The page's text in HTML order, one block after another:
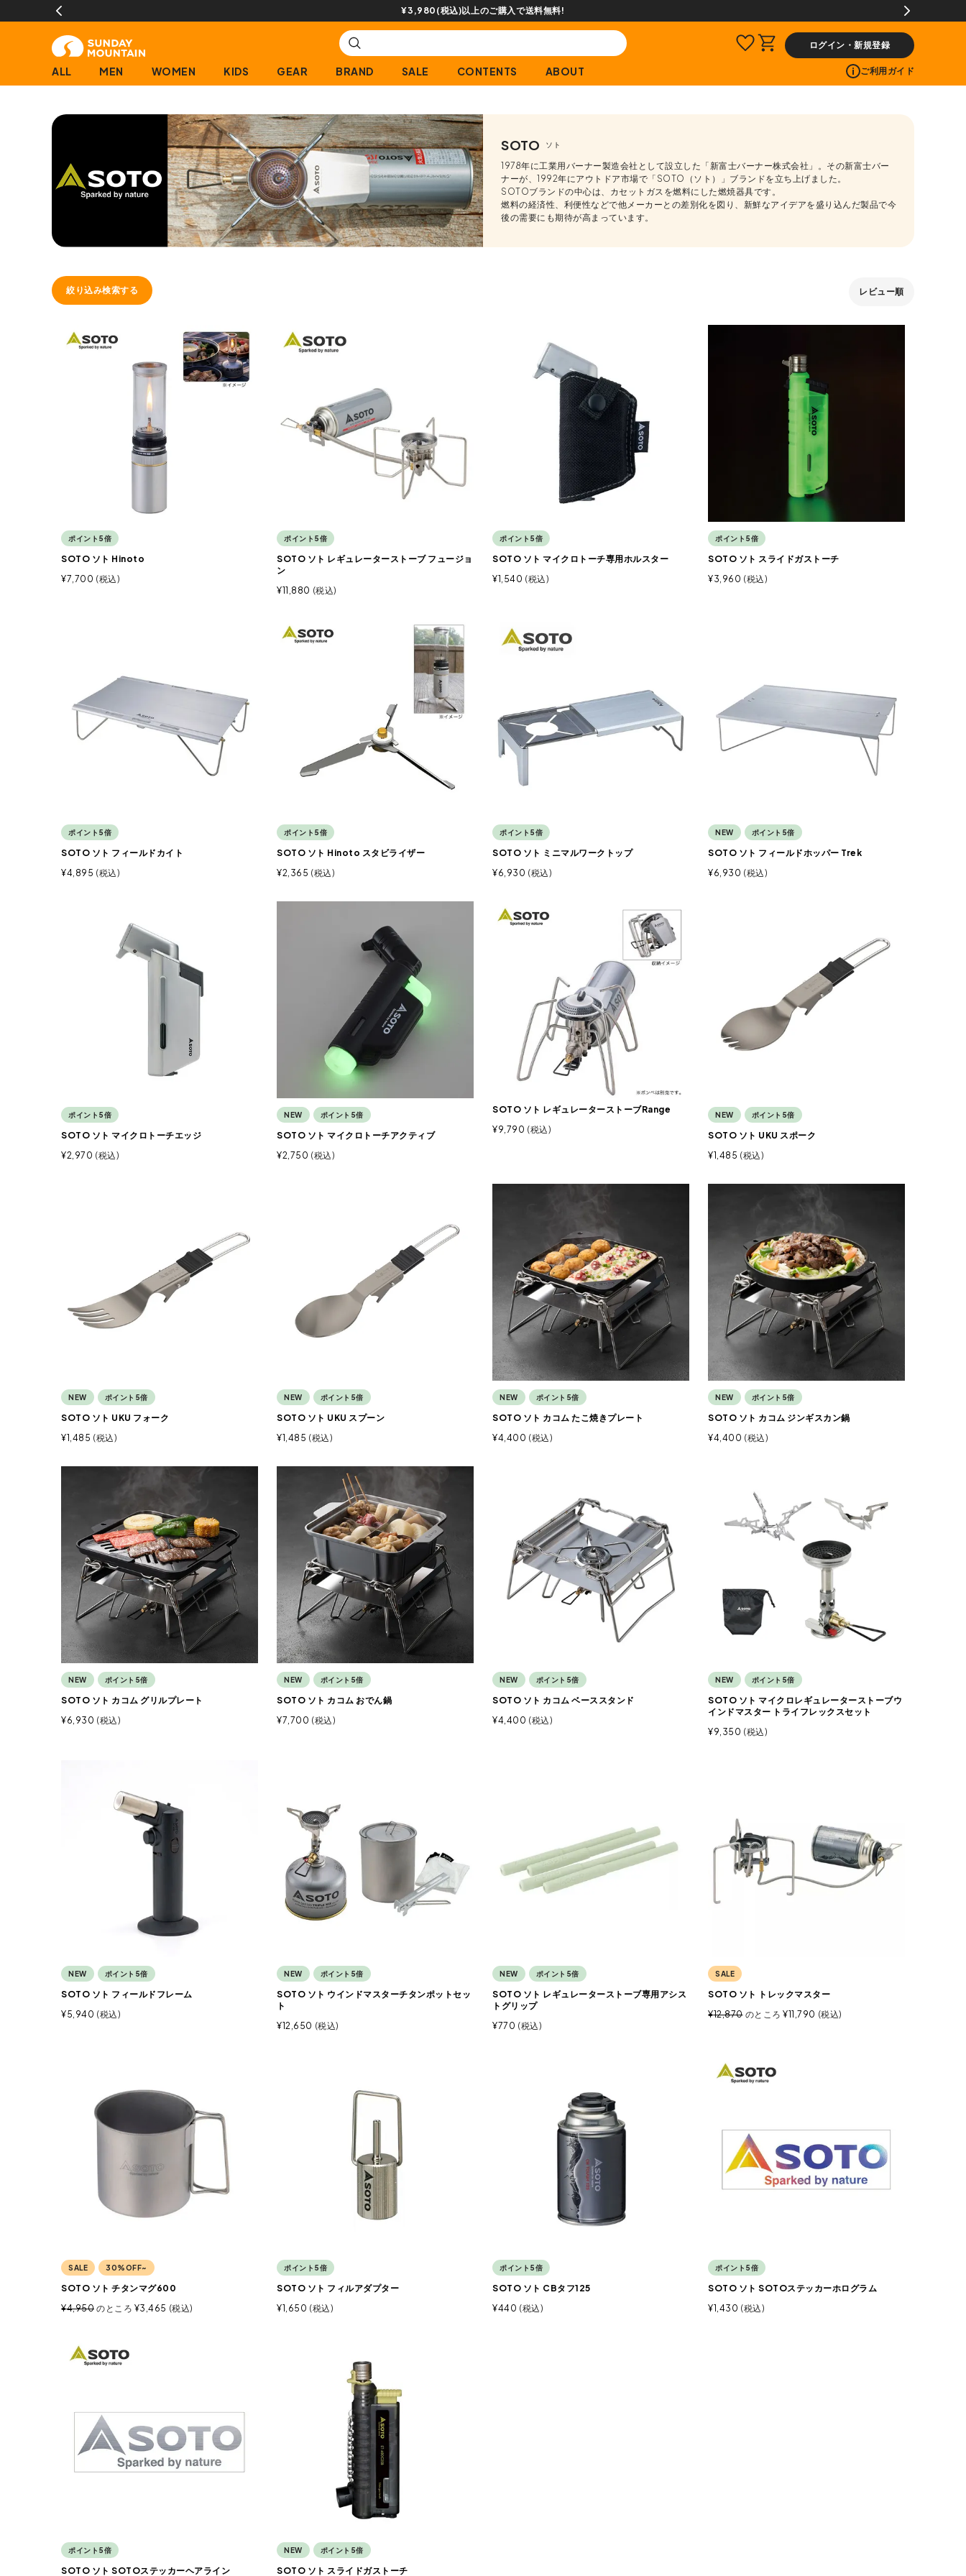
¥3,980(税込)以上のご購入で送料無料!
ログイン・新規登録
ALL MEN WOMEN KIDS GEAR BRAND SALE CONTENTS ABOUT ご利用ガイド
SOTO ソト
1978年に工業用バーナー製造会社として設立した「新富士バーナー株式会社」。その新富士バー
ナーが、1992年にアウトドア市場で「SOTO（ソト）」ブランドを立ち上げました。
SOTOブランドの中心は、カセットガスを燃料にした燃焼器具です。
燃料の経済性、利便性などで他メーカーとの差別化を図り、新鮮なアイデアを盛り込んだ製品で今
後の需要にも期待が高まっています。
絞り込み検索する レビュー順
ポイント5倍
SOTO ソト Hinoto
¥7,700 税込
ポイント5倍
SOTO ソト レギュレーターストーブ フュージョ
ン
¥11,880 税込
ポイント5倍
SOTO ソト マイクロトーチ専用ホルスター
¥1,540 税込
ポイント5倍
SOTO ソト スライドガストーチ
¥3,960 税込
ポイント5倍
SOTO ソト フィールドカイト
¥4,895 税込
ポイント5倍
SOTO ソト Hinoto スタビライザー
¥2,365 税込
ポイント5倍
SOTO ソト ミニマルワークトップ
¥6,930 税込
NEW ポイント5倍
SOTO ソト フィールドホッパー Trek
¥6,930 税込
ポイント5倍
SOTO ソト マイクロトーチエッジ
¥2,970 税込
NEW ポイント5倍
SOTO ソト マイクロトーチアクティブ
¥2,750 税込
SOTO ソト レギュレーターストーブRange
¥9,790 税込
NEW ポイント5倍
SOTO ソト UKU スポーク
¥1,485 税込
NEW ポイント5倍
SOTO ソト UKU フォーク
¥1,485 税込
NEW ポイント5倍
SOTO ソト UKU スプーン
¥1,485 税込
NEW ポイント5倍
SOTO ソト カコム たこ焼きプレート
¥4,400 税込
NEW ポイント5倍
SOTO ソト カコム ジンギスカン鍋
¥4,400 税込
NEW ポイント5倍
SOTO ソト カコム グリルプレート
¥6,930 税込
NEW ポイント5倍
SOTO ソト カコム おでん鍋
¥7,700 税込
NEW ポイント5倍
SOTO ソト カコム ベーススタンド
¥4,400 税込
NEW ポイント5倍
SOTO ソト マイクロレギュレーターストーブウ
インドマスター トライフレックスセット
¥9,350 税込
NEW ポイント5倍
SOTO ソト フィールドフレーム
¥5,940 税込
NEW ポイント5倍
SOTO ソト ウインドマスターチタンポットセッ
ト
¥12,650 税込
NEW ポイント5倍
SOTO ソト レギュレーターストーブ専用アシス
トグリップ
¥770 税込
SALE
SOTO ソト トレックマスター
¥12,870 のところ ¥11,790 税込
SALE 30%OFF~
SOTO ソト チタンマグ600
¥4,950 のところ ¥3,465 税込
ポイント5倍
SOTO ソト フィルアダプター
¥1,650 税込
ポイント5倍
SOTO ソト CBタフ125
¥440 税込
ポイント5倍
SOTO ソト SOTOステッカーホログラム
¥1,430 税込
ポイント5倍
SOTO ソト SOTOステッカーヘアライン
NEW ポイント5倍
SOTO ソト スライドガストーチ